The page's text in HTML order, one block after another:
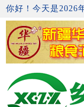
你好！今天是2026